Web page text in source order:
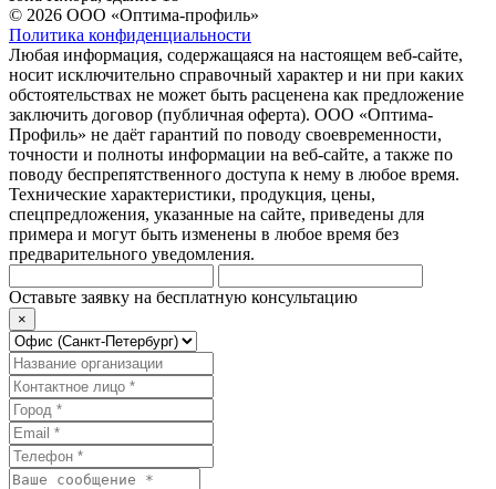
© 2026 ООО «Оптима-профиль»
Политика конфиденциальности
Любая информация, содержащаяся на настоящем веб-сайте,
носит исключительно справочный характер и ни при каких
обстоятельствах не может быть расценена как предложение
заключить договор (публичная оферта). ООО «Оптима-
Профиль» не даёт гарантий по поводу своевременности,
точности и полноты информации на веб-сайте, а также по
поводу беспрепятственного доступа к нему в любое время.
Технические характеристики, продукция, цены,
спецпредложения, указанные на сайте, приведены для
примера и могут быть изменены в любое время без
предварительного уведомления.
Оставьте заявку на бесплатную консультацию
×